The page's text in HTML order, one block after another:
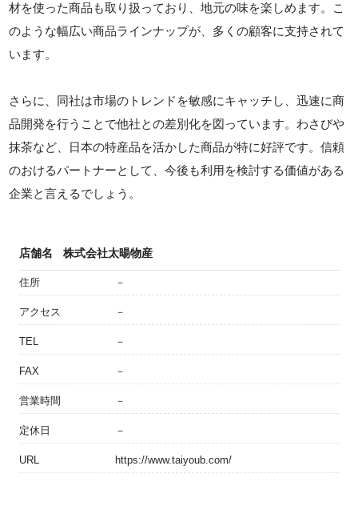
材を使った商品も取り扱っており、地元の味を楽しめます。こ
のような幅広い商品ラインナップが、多くの顧客に支持されて
います。
さらに、同社は市場のトレンドを敏感にキャッチし、迅速に商
品開発を行うことで他社との差別化を図っています。わさびや
抹茶など、日本の特産品を活かした商品が特に好評です。信頼
のおけるパートナーとして、今後も利用を検討する価値がある
企業と言えるでしょう。
店舗名 株式会社太暘物産
住所 －
アクセス －
TEL －
FAX －
営業時間 －
定休日 －
URL https://www.taiyoub.com/